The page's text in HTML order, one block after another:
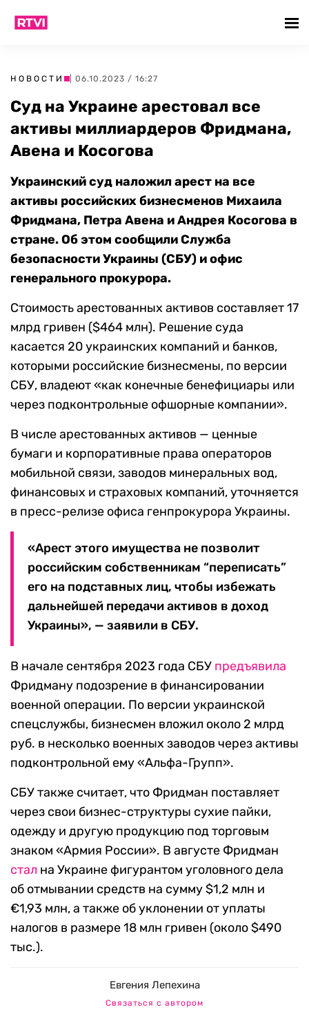
НОВОСТИ | 06.10.2023 / 16:27
Суд на Украине арестовал все
активы миллиардеров Фридмана,
Авена и Косогова
Украинский суд наложил арест на все
активы российских бизнесменов Михаила
Фридмана, Петра Авена и Андрея Косогова в
стране. Об этом сообщили Служба
безопасности Украины (СБУ) и офис
генерального прокурора.
Стоимость арестованных активов составляет 17
млрд гривен ($464 млн). Решение суда
касается 20 украинских компаний и банков,
которыми российские бизнесмены, по версии
СБУ, владеют «как конечные бенефициары или
через подконтрольные офшорные компании».
В числе арестованных активов — ценные
бумаги и корпоративные права операторов
мобильной связи, заводов минеральных вод,
финансовых и страховых компаний, уточняется
в пресс-релизе офиса генпрокурора Украины.
«Арест этого имущества не позволит
российским собственникам “переписать”
его на подставных лиц, чтобы избежать
дальнейшей передачи активов в доход
Украины», — заявили в СБУ.
В начале сентября 2023 года СБУ предъявила
Фридману подозрение в финансировании
военной операции. По версии украинской
спецслужбы, бизнесмен вложил около 2 млрд
руб. в несколько военных заводов через активы
подконтрольной ему «Альфа-Групп».
СБУ также считает, что Фридман поставляет
через свои бизнес-структуры сухие пайки,
одежду и другую продукцию под торговым
знаком «Армия России». В августе Фридман
стал на Украине фигурантом уголовного дела
об отмывании средств на сумму $1,2 млн и
€1,93 млн, а также об уклонении от уплаты
налогов в размере 18 млн гривен (около $490
тыс.).
Евгения Лепехина
Связаться с автором